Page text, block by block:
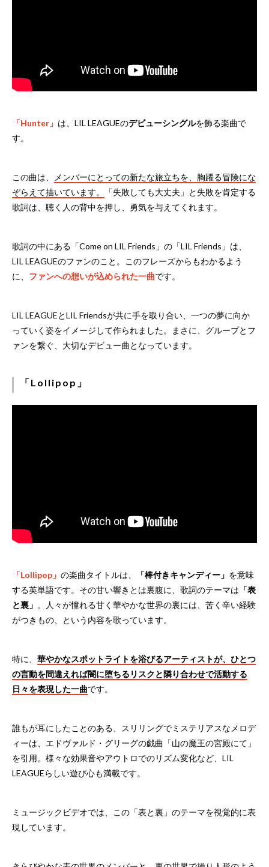
「Hunter」 は、LIL LEAGUEのデビューシングルを飾る楽曲で
す。
この曲は、
メンバーにとっての新たな旅立ちを、胸躍る冒険にな
ぞらえて描いています。
「失敗しても大丈夫」と失敗を肯定する
歌詞は、聴く人の背中を押し、勇気を与えてくれます。
歌詞の中にある「Come on LIL Friends」の「LIL Friends」は、
LIL LEAGUEのファンのこと。このフレーズからもわかるよう
に、 ファンへの想いが込められた一曲です。
LIL LEAGUEとLIL Friendsが共に手を取り合い、一つの夢に向か
っていく姿をイメージして作られました。まさに、グループとフ
ァンを繋ぐ、大切なデビュー曲となっています。
「Lollipop」
「Lollipop」 の楽曲タイトルは、 「棒付きキャンディー」 を意味
する英単語です。その甘い響きとは裏腹に、歌詞のテーマは 「表
と裏」 。人々が憧れる甘く華やかな世界の裏には、苦く辛い経験
がつきもの、という内容を歌っています。
特に、 華やかなスポットライトを浴びるアーティストが、ひとつ
の言動を間違えれば闇に堕ちるリスクと隣り合わせで活動する
日々を表現した一曲です。
誰もが耳にしたことのある、スリリングでミステリアスなメロデ
ィーは、エドヴァルド・グリーグの戯曲「山の魔王の宮殿にて」
を引用。様々な効果音やアウトロでのリズム変化など、LIL
LEAGUEらしい遊び心も満載です。
ミュージックビデオでは、この「表と裏」のテーマを視覚的に表
現しています。